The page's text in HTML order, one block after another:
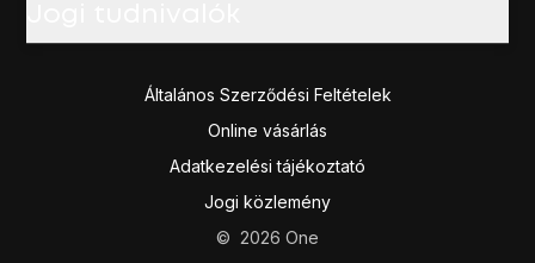
Általános Szerződési Feltételek
Online vásárlás
Adatkezelési tájékoztató
Jogi közlemény
© 2026 One